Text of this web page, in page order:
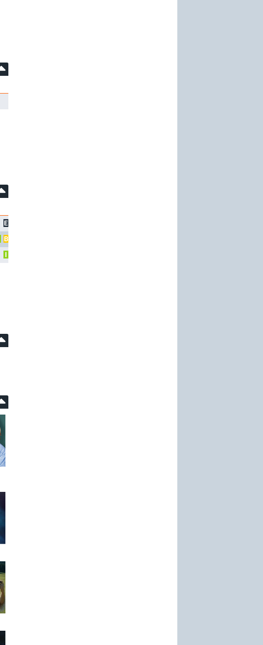
E
B
I